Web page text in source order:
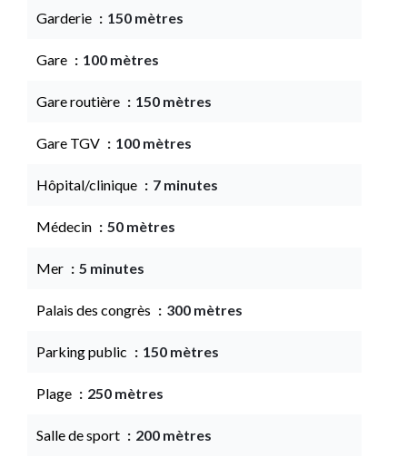
Garderie 150 mètres
Gare 100 mètres
Gare routière 150 mètres
Gare TGV 100 mètres
Hôpital/clinique 7 minutes
Médecin 50 mètres
Mer 5 minutes
Palais des congrès 300 mètres
Parking public 150 mètres
Plage 250 mètres
Salle de sport 200 mètres